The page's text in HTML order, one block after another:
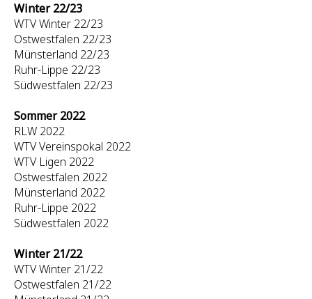
Winter 22/23
WTV Winter 22/23
Ostwestfalen 22/23
Münsterland 22/23
Ruhr-Lippe 22/23
Südwestfalen 22/23
Sommer 2022
RLW 2022
WTV Vereinspokal 2022
WTV Ligen 2022
Ostwestfalen 2022
Münsterland 2022
Ruhr-Lippe 2022
Südwestfalen 2022
Winter 21/22
WTV Winter 21/22
Ostwestfalen 21/22